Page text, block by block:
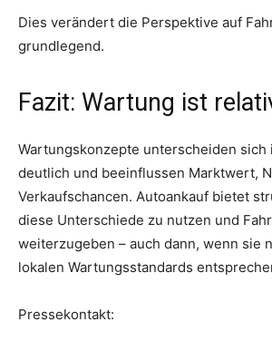
Dies verändert die Perspektive auf
grundlegend.
Fazit: Wartung ist
Wartungskonzepte unterscheiden sich
deutlich und beeinflussen Marktwert,
Verkaufschancen. Autoankauf bietet
diese Unterschiede zu nutzen und
weiterzugeben – auch dann, wenn sie
lokalen Wartungsstandards
Pressekontakt: